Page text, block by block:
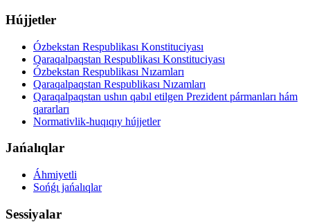
Hújjetler
Ózbekstan Respublikası Konstituciyası
Qaraqalpaqstan Respublikası Konstituciyası
Ózbekstan Respublikası Nızamları
Qaraqalpaqstan Respublikası Nızamları
Qaraqalpaqstan ushın qabıl etilgen Prezident pármanları hám
qararları
Normativlik-huqıqıy hújjetler
Jańalıqlar
Áhmiyetli
Sońǵı jańalıqlar
Sessiyalar